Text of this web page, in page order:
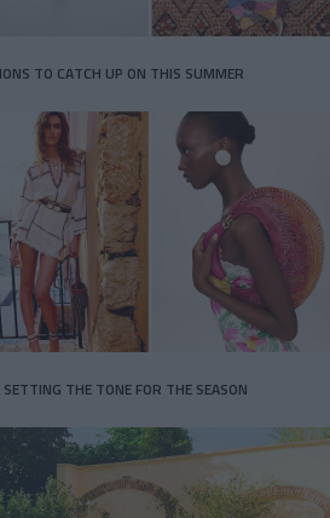
TO CATCH UP ON THIS SUMMER
THE TONE FOR THE SEASON